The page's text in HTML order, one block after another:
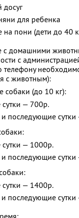
досуг
для ребенка
на пони (дети до 40
с домашними
с
телефону
с животным):
собаки (до 10 кг):
— 700р.
и последующие
— 1000р.
и последующие
— 1400р.
и последующие